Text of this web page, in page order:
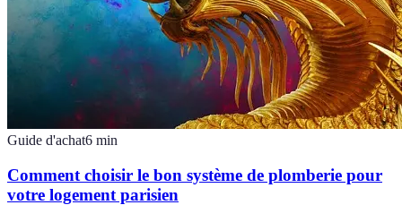
Guide d'achat6 min
Comment choisir le bon système de plomberie pour
votre logement parisien